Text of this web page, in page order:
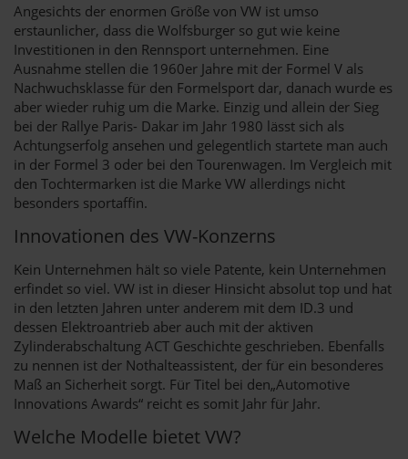
Angesichts der enormen Größe von VW ist umso
erstaunlicher, dass die Wolfsburger so gut wie keine
Investitionen in den Rennsport unternehmen. Eine
Ausnahme stellen die 1960er Jahre mit der Formel V als
Nachwuchsklasse für den Formelsport dar, danach wurde es
aber wieder ruhig um die Marke. Einzig und allein der Sieg
bei der Rallye Paris- Dakar im Jahr 1980 lässt sich als
Achtungserfolg ansehen und gelegentlich startete man auch
in der Formel 3 oder bei den Tourenwagen. Im Vergleich mit
den Tochtermarken ist die Marke VW allerdings nicht
besonders sportaffin.
Innovationen des VW-Konzerns
Kein Unternehmen hält so viele Patente, kein Unternehmen
erfindet so viel. VW ist in dieser Hinsicht absolut top und hat
in den letzten Jahren unter anderem mit dem ID.3 und
dessen Elektroantrieb aber auch mit der aktiven
Zylinderabschaltung ACT Geschichte geschrieben. Ebenfalls
zu nennen ist der Nothalteassistent, der für ein besonderes
Maß an Sicherheit sorgt. Für Titel bei den„Automotive
Innovations Awards“ reicht es somit Jahr für Jahr.
Welche Modelle bietet VW?